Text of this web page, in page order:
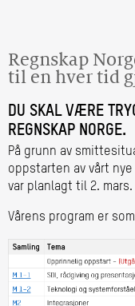
Regnskap
til en hver tid
DU SKAL VÆRE
REGNSKAP NORGE.
På grunn av
oppstarten av vårt
var planlagt til 2.
Vårens program er